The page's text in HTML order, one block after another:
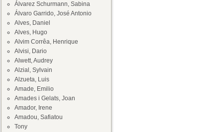
Álvarez Schurmann, Sabina
Álvaro Garrido, José Antonio
Alves, Daniel
Alves, Hugo
Alvim Corrêa, Henrique
Alvisi, Dario
Alwett, Audrey
Alzial, Sylvain
Alzueta, Luis
Amade, Emilio
Amades i Gelats, Joan
Amador, Irene
Amadou, Safiatou
Tony